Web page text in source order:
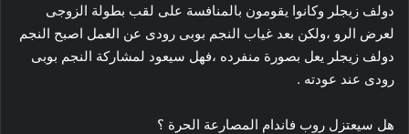
دولف زيجلر وكانوا يقومون بالمنافسة على لقب بطولة الزوجى
لعرض الرو ،ولكن بعد غياب النجم بوبى رودى عن العمل اصبح النجم
دولف زيجلر يعل بصورة منفرده ،فهل سيعود لمشاركة النجم بوبى
رودى عند عودته .
هل سيعتزل روب فاندام المصارعة الحرة ؟